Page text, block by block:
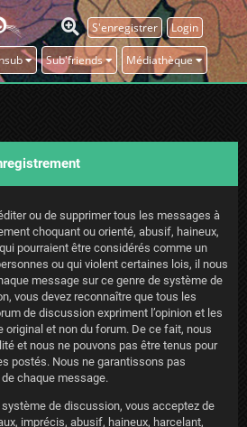
S'enregistrer Login
Sub'friends Médiathèque
ou de supprimer tous les messages à
choquant ou orienté, abusif, haineux,
pourraient être considérés comme un
ou qui violent certaines lois, il nous
message sur ce genre de système de
vous devez reconnaître que tous les
de discussion expriment l’opinion et les
original et non du forum. De ce fait, nous
et nous ne pouvons pas être tenus pour
postés. Nous ne garantissons pas
chaque message.
de discussion, vous acceptez de
imprécis, abusif, haineux, harcelant,